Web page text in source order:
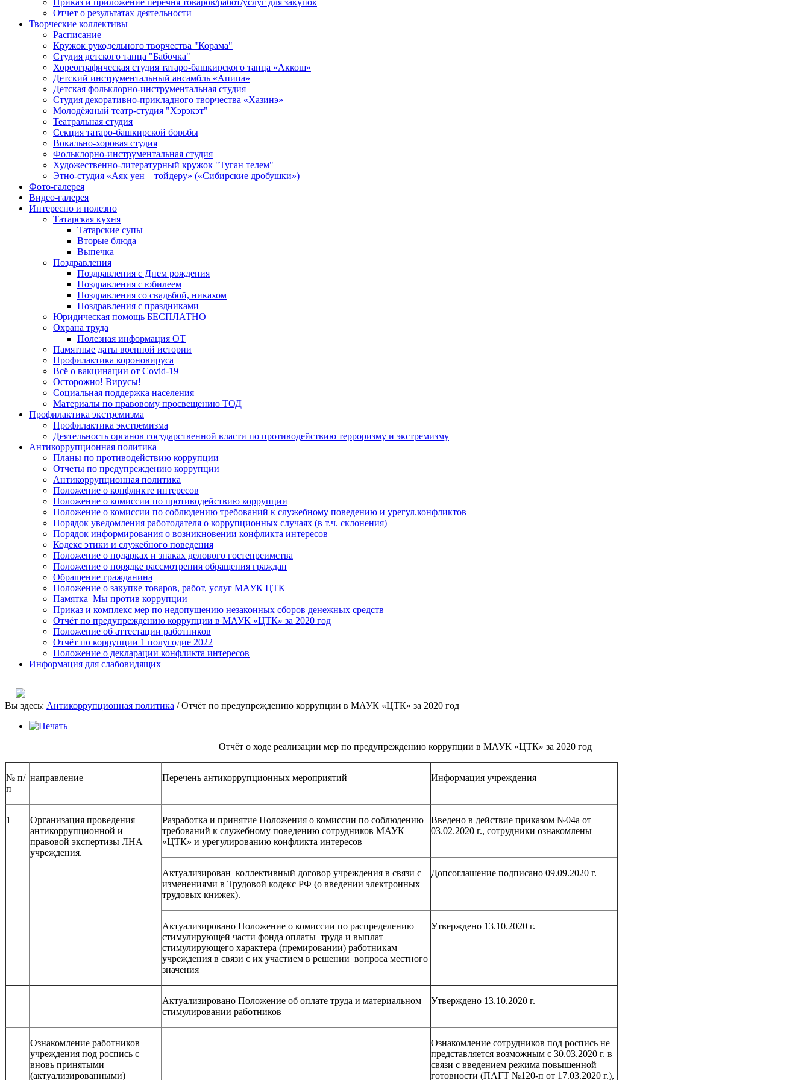
Приказ и приложение перечня товаров/работ/услуг для закупок
Отчет о результатах деятельности
Творческие коллективы
Расписание
Кружок рукодельного творчества "Корама"
Студия детского танца "Бабочка"
Хореографическая студия татаро-башкирского танца «Аккош»
Детский инструментальный ансамбль «Апипа»
Детская фольклорно-инструментальная студия
Студия декоративно-прикладного творчества «Хазинэ»
Молодёжный театр-студия "Хэрэкэт"
Театральная студия
Секция татаро-башкирской борьбы
Вокально-хоровая студия
Фольклорно-инструментальная студия
Художественно-литературный кружок "Туган телем"
Этно-студия «Аяк уен – тойдеру» («Сибирские дробушки»)
Фото-галерея
Видео-галерея
Интересно и полезно
Татарская кухня
Татарские супы
Вторые блюда
Выпечка
Поздравления
Поздравления с Днем рождения
Поздравления с юбилеем
Поздравления со свадьбой, никахом
Поздравления с праздниками
Юридическая помощь БЕСПЛАТНО
Охрана труда
Полезная информация ОТ
Памятные даты военной истории
Профилактика короновируса
Всё о вакцинации от Covid-19
Осторожно! Вирусы!
Социальная поддержка населения
Материалы по правовому просвещению ТОД
Профилактика экстремизма
Профилактика экстремизма
Деятельность органов государственной власти по противодействию терроризму и экстремизму
Антикоррупционная политика
Планы по противодействию коррупции
Отчеты по предупреждению коррупции
Антикоррупционная политика
Положение о конфликте интересов
Положение о комиссии по противодействию коррупции
Положение о комиссии по соблюдению требований к служебному поведению и урегул.конфликтов
Порядок уведомления работодателя о коррупционных случаях (в т.ч. склонения)
Порядок информирования о возникновении конфликта интересов
Кодекс этики и служебного поведения
Положение о подарках и знаках делового гостепреимства
Положение о порядке рассмотрения обращения граждан
Обращение гражданина
Положение о закупке товаров, работ, услуг МАУК ЦТК
Памятка_Мы против коррупции
Приказ и комплекс мер по недопущению незаконных сборов денежных средств
Отчёт по предупреждению коррупции в МАУК «ЦТК» за 2020 год
Положение об аттестации работников
Отчёт по коррупции 1 полугодие 2022
Положение о декларации конфликта интересов
Информация для слабовидящих
Вы здесь: Антикоррупционная политика /Отчёт по предупреждению коррупции в МАУК «ЦТК» за 2020 год
Отчёт о ходе реализации мер по предупреждению коррупции в МАУК «ЦТК» за 2020 год
№ п/
п
направление Перечень антикоррупционных мероприятий Информация учреждения
1
Организация проведения
антикоррупционной и
правовой экспертизы ЛНА
учреждения.
Разработка и принятие Положения о комиссии по соблюдению
требований к служебному поведению сотрудников МАУК
«ЦТК» и урегулированию конфликта интересов
Введено в действие приказом №04а от
03.02.2020 г., сотрудники ознакомлены
Актуализирован коллективный договор учреждения в связи с
изменениями в Трудовой кодекс РФ (о введении электронных
трудовых книжек).
Допсоглашение подписано 09.09.2020 г.
Актуализировано Положение о комиссии по распределению
стимулирующей части фонда оплаты труда и выплат
стимулирующего характера (премировании) работникам
учреждения в связи с их участием в решении вопроса местного
значения
Утверждено 13.10.2020 г.
Актуализировано Положение об оплате труда и материальном
стимулировании работников
Утверждено 13.10.2020 г.
Ознакомление работников
учреждения под роспись с
вновь принятыми
(актуализированными)
Ознакомление сотрудников под роспись не
представляется возможным с 30.03.2020 г. в
связи с введением режима повышенной
готовности (ПАГТ №120-п от 17.03.2020 г.),